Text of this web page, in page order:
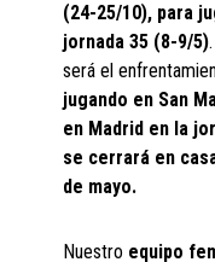
(24-25/10), para
jornada 35 (8-9/5)
será el
jugando en San
en Madrid en la
se cerrará en
de mayo.
Nuestro equipo